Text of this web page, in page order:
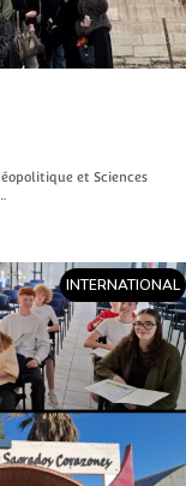
et Sciences
INTERNATIONAL